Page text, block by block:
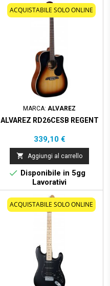
ACQUISTABILE SOLO ONLINE
MARCA: ALVAREZ
ALVAREZ RD26CESB REGENT
Prezzo
339,10 €
 Aggiungi al carrello
 Disponibile in 5gg
Lavorativi
ACQUISTABILE SOLO ONLINE